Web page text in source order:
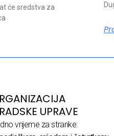
će sredstva za
UPRAVE
vrijeme za stranke: